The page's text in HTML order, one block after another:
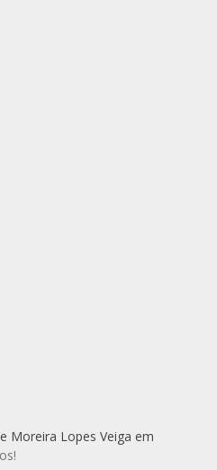
Moreira Lopes Veiga em